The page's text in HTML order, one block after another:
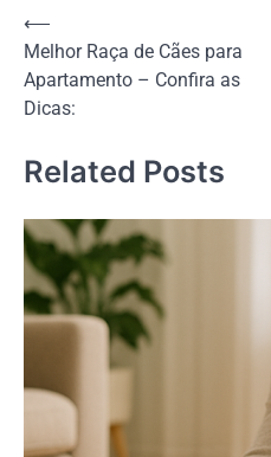
Navegação
de
Post
⟵
Melhor Raça de Cães para
Apartamento – Confira as
Dicas:
Related Posts